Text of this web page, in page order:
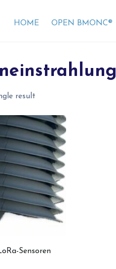
HOME OPEN BMONC®
result
Sensoren